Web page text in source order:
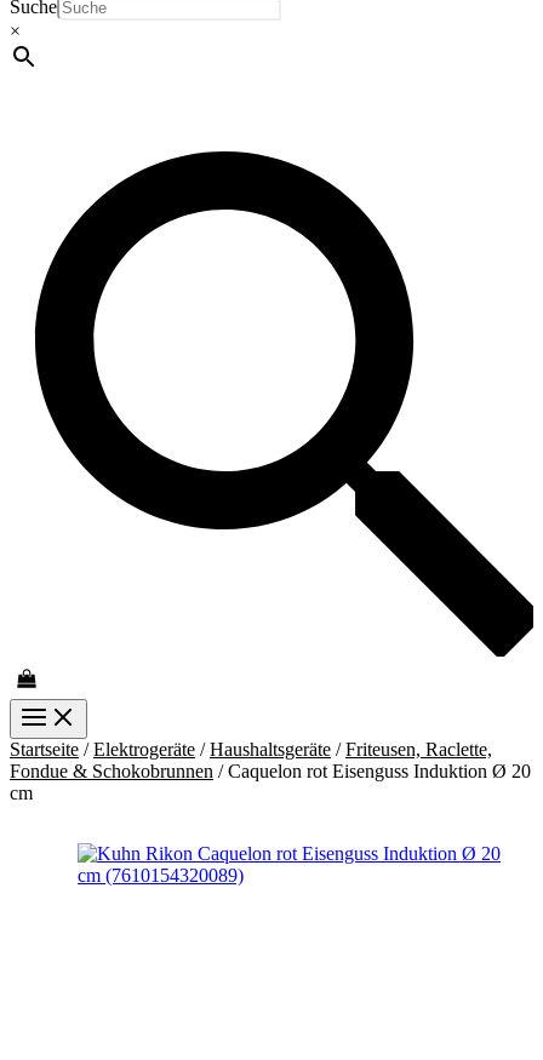
Suche
×
Startseite /Elektrogeräte /Haushaltsgeräte /Friteusen, Raclette,
Fondue & Schokobrunnen / Caquelon rot Eisenguss Induktion Ø 20
cm